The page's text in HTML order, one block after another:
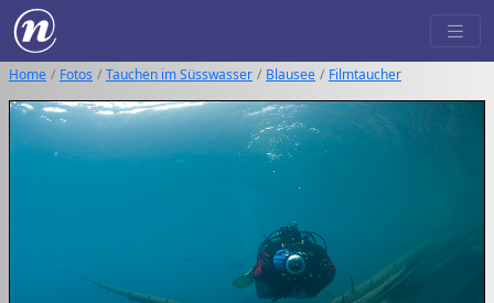
Home Fotos Tauchen im Süsswasser Blausee Filmtaucher